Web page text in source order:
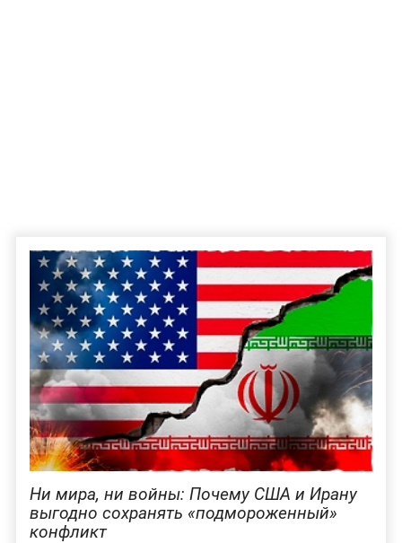
Ни мира, ни войны: Почему США и Ирану
выгодно сохранять «подмороженный»
конфликт